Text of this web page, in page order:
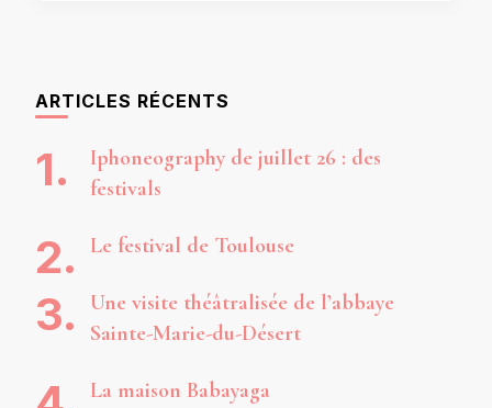
ARTICLES RÉCENTS
Iphoneography de juillet 26 : des
festivals
Le festival de Toulouse
Une visite théâtralisée de l’abbaye
Sainte-Marie-du-Désert
La maison Babayaga